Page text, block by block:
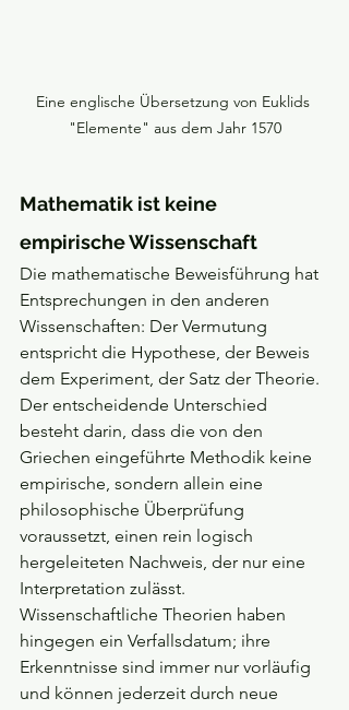
Eine englische Übersetzung von Euklids
"Elemente" aus dem Jahr 1570
Mathematik ist keine
empirische Wissenschaft
Die mathematische Beweisführung hat
Entsprechungen in den anderen
Wissenschaften: Der Vermutung
entspricht die Hypothese, der Beweis
dem Experiment, der Satz der Theorie.
Der entscheidende Unterschied
besteht darin, dass die von den
Griechen eingeführte Methodik keine
empirische, sondern allein eine
philosophische Überprüfung
voraussetzt, einen rein logisch
hergeleiteten Nachweis, der nur eine
Interpretation zulässt.
Wissenschaftliche Theorien haben
hingegen ein Verfallsdatum; ihre
Erkenntnisse sind immer nur vorläufig
und können jederzeit durch neue